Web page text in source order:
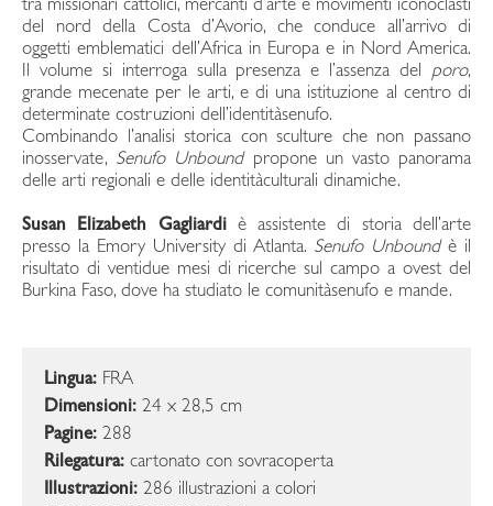
tra missionari cattolici, mercanti d’arte e movimenti iconoclasti
del nord della Costa d’Avorio, che conduce all’arrivo di
oggetti emblematici dell’Africa in Europa e in Nord America.
Il volume si interroga sulla presenza e l’assenza del poro,
grande mecenate per le arti, e di una istituzione al centro di
determinate costruzioni dell’identitàsenufo.
Combinando l’analisi storica con sculture che non passano
inosservate, Senufo Unboundpropone un vasto panorama
delle arti regionali e delle identitàculturali dinamiche.
Susan Elizabeth Gagliardiè assistente di storia dell’arte
presso la Emory University di Atlanta. Senufo Unboundè il
risultato di ventidue mesi di ricerche sul campo a ovest del
Burkina Faso, dove ha studiato le comunitàsenufo e mande.
Lingua: FRA
Dimensioni: 24 x 28,5 cm
Pagine: 288
Rilegatura: cartonato con sovracoperta
Illustrazioni: 286 illustrazioni a colori